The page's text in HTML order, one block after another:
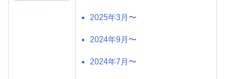
2025年3月〜
2024年9月〜
2024年7月〜